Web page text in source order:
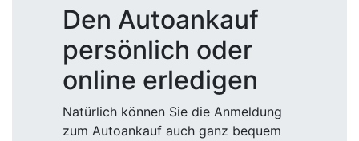
Den Autoankauf
persönlich oder
online erledigen
Natürlich können Sie die Anmeldung
zum Autoankauf auch ganz bequem